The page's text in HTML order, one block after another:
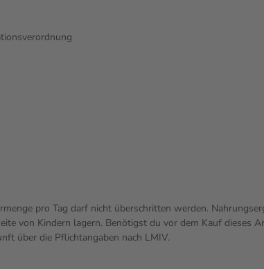
pro Tag darf nicht überschritten werden.
von Kindern lagern. Benötigst du vor dem Kauf dieses
über die Pflichtangaben nach LMIV.